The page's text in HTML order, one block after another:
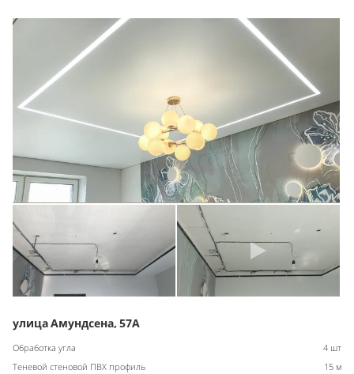
улица Амундсена, 57А
Обработка угла
4 шт
Теневой стеновой ПВХ профиль
15 м